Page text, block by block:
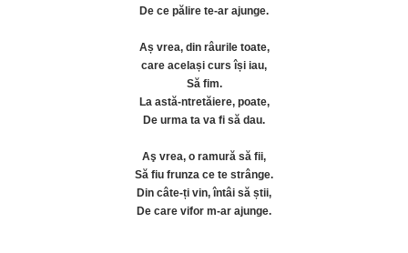
De ce pălire te-ar ajunge.
Aș vrea, din râurile toate,
care același curs își iau,
Să fim.
La astă-ntretăiere, poate,
De urma ta va fi să dau.
Aş vrea, o ramură să fii,
Să fiu frunza ce te strânge.
Din câte-ți vin, întâi să știi,
De care vifor m-ar ajunge.